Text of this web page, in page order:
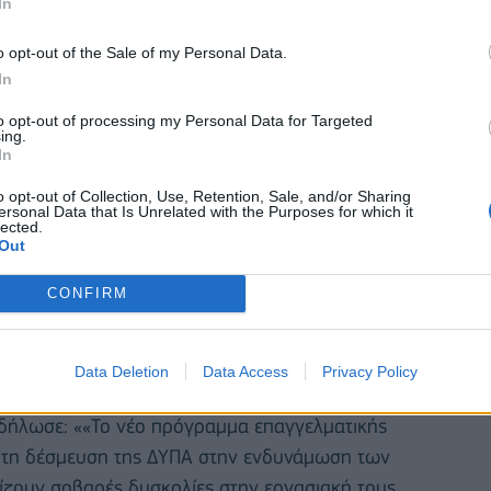
opt-out of the Sale of my Personal Data.
opt-out of processing my Personal Data for Targeted
opt-out of Collection, Use, Retention, Sale, and/or Sharing
Data that Is Unrelated with the Purposes for which it
CONFIRM
Data Deletion Data Access Privacy Policy
εργαλεία ενίσχυσης των παραγωγών και να
του ηλεκτρονικού εμπορίου.
««Το νέο πρόγραμμα επαγγελματικής
τη δέσμευση της ΔΥΠΑ στην ενδυνάμωση των